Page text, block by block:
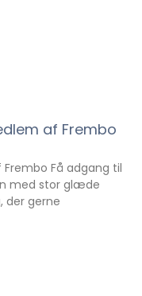
af Frembo
Få adgang til
med stor glæde
der gerne